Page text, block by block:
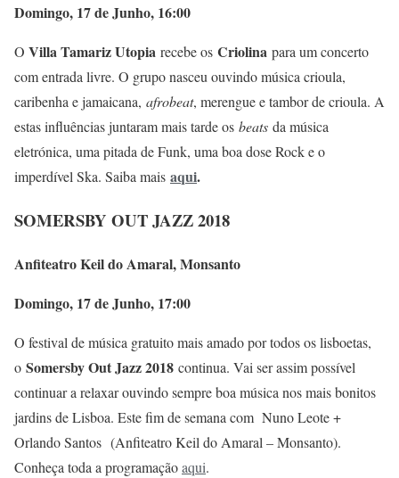
Domingo, 17 de Junho, 16:00
O Villa Tamariz Utopia recebe os Criolina para um concerto
com entrada livre. O grupo nasceu ouvindo música crioula,
caribenha e jamaicana, afrobeat, merengue e tambor de crioula. A
estas influências juntaram mais tarde os beats da música
eletrónica, uma pitada de Funk, uma boa dose Rock e o
imperdível Ska. Saiba mais aqui.
SOMERSBY OUT JAZZ 2018
Anfiteatro Keil do Amaral, Monsanto
Domingo, 17 de Junho, 17:00
O festival de música gratuito mais amado por todos os lisboetas,
o Somersby Out Jazz 2018 continua. Vai ser assim possível
continuar a relaxar ouvindo sempre boa música nos mais bonitos
jardins de Lisboa. Este fim de semana com Nuno Leote +
Orlando Santos (Anfiteatro Keil do Amaral – Monsanto).
Conheça toda a programaçãoaqui.